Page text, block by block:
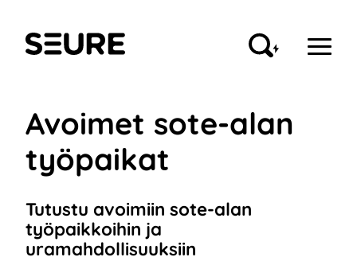
sisältöön
Seure
Avoimet sote-alan
työpaikat
Tutustu avoimiin sote-alan
työpaikkoihin ja
uramahdollisuuksiin